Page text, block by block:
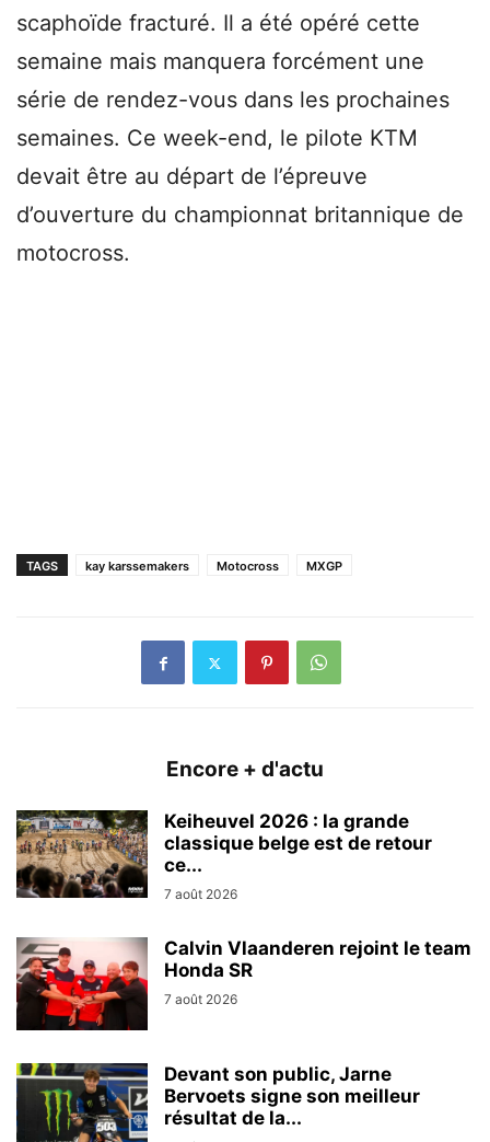
scaphoïde fracturé. Il a été opéré cette
semaine mais manquera forcément une
série de rendez-vous dans les prochaines
semaines. Ce week-end, le pilote KTM
devait être au départ de l’épreuve
d’ouverture du championnat britannique de
motocross.
TAGS kay karssemakers Motocross MXGP
Encore + d'actu
Keiheuvel 2026 : la grande
classique belge est de retour
ce...
7 août 2026
Calvin Vlaanderen rejoint le team
Honda SR
7 août 2026
Devant son public, Jarne
Bervoets signe son meilleur
résultat de la...